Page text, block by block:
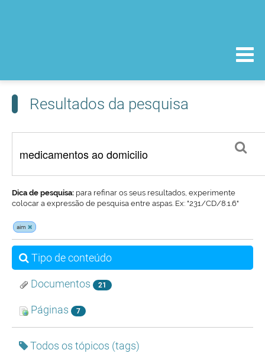
Resultados da pesquisa
Dica de pesquisa: para refinar os seus resultados, experimente
colocar a expressão de pesquisa entre aspas. Ex: "231/CD/8.1.6"
aim
Tipo de conteúdo
Documentos 21
Páginas 7
Todos os tópicos (tags)